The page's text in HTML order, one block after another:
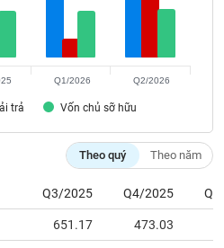
trả Vốn chủ sỡ hữu
Q1/2026 Q2/2026
Theo quý Theo năm
Q3/2025 Q4/2025
651.17 473.03